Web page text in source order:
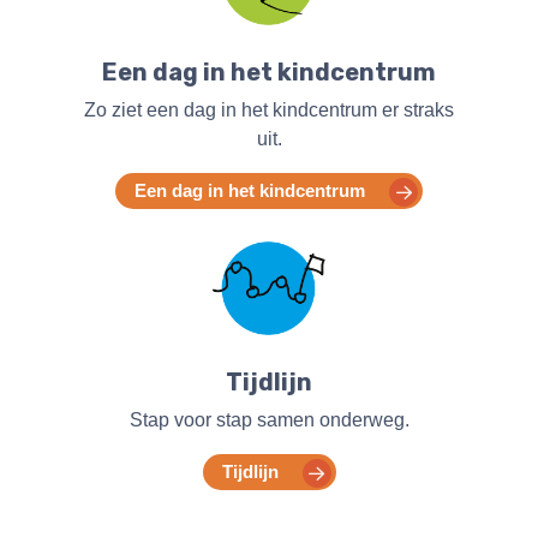
Een dag in het kindcentrum
Zo ziet een dag in het kindcentrum er straks
uit.
Een dag in het kindcentrum
Tijdlijn
Stap voor stap samen onderweg.
Tijdlijn